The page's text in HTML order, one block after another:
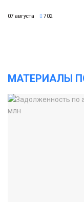
07 августа 702
МАТЕРИАЛЫ